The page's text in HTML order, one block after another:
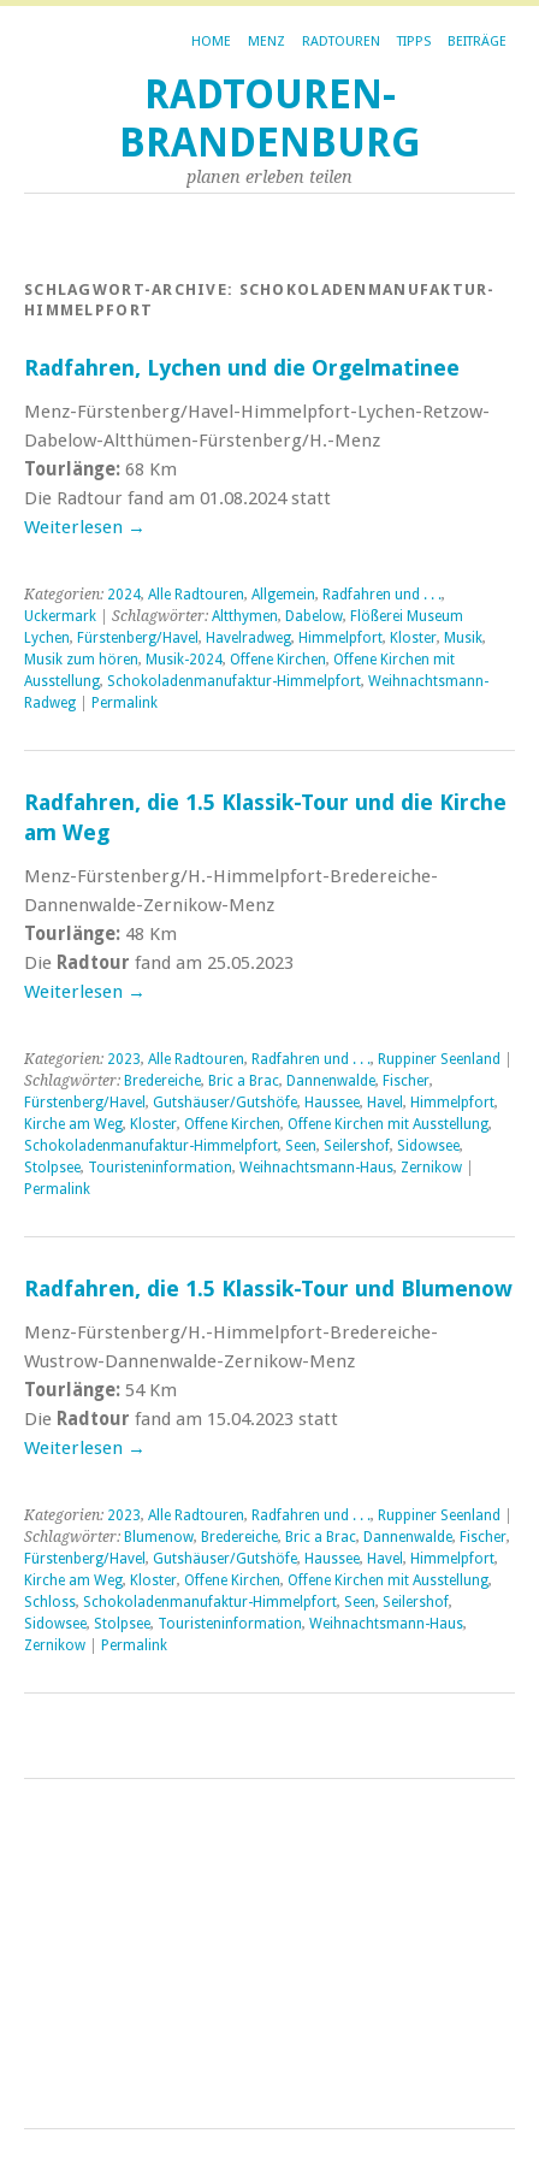
HOME MENZ RADTOUREN TIPPS BEITRÄGE
RADTOUREN-
BRANDENBURG
planen erleben teilen
SCHLAGWORT-ARCHIVE: SCHOKOLADENMANUFAKTUR-
HIMMELPFORT
Radfahren, Lychen und die Orgelmatinee
Menz-Fürstenberg/Havel-Himmelpfort-Lychen-Retzow-
Dabelow-Altthümen-Fürstenberg/H.-Menz
Tourlänge: 68 Km
Die Radtour fand am 01.08.2024 statt
Weiterlesen →
Kategorien: 2024, Alle Radtouren, Allgemein, Radfahren und . . .,
Uckermark | Schlagwörter: Altthymen, Dabelow, Flößerei Museum
Lychen, Fürstenberg/Havel , Havelradweg, Himmelpfort, Kloster, Musik,
Musik zum hören, Musik-2024, Offene Kirchen, Offene Kirchen mit
Ausstellung, Schokoladenmanufaktur-Himmelpfort, Weihnachtsmann-
Radweg
Permalink
Radfahren, die 1.5 Klassik-Tour und die Kirche
am Weg
Menz-Fürstenberg/H.-Himmelpfort-Bredereiche-
Dannenwalde-Zernikow-Menz
Tourlänge: 48 Km
Die Radtour fand am 25.05.2023
Weiterlesen →
Kategorien: 2023, Alle Radtouren, Radfahren und . . ., Ruppiner Seenland
Schlagwörter: Bredereiche, Bric a Brac, Dannenwalde, Fischer,
Fürstenberg/Havel , Gutshäuser/Gutshöfe, Haussee, Havel , Himmelpfort,
Kirche am Weg, Kloster, Offene Kirchen, Offene Kirchen mit Ausstellung,
Schokoladenmanufaktur-Himmelpfort, Seen, Seilershof, Sidowsee,
Stolpsee, Touristeninformation, Weihnachtsmann-Haus, Zernikow
Permalink
Radfahren, die 1.5 Klassik-Tour und Blumenow
Menz-Fürstenberg/H.-Himmelpfort-Bredereiche-
Wustrow-Dannenwalde-Zernikow-Menz
Tourlänge: 54 Km
Die Radtour fand am 15.04.2023 statt
Weiterlesen →
Kategorien: 2023, Alle Radtouren, Radfahren und . . ., Ruppiner Seenland
Schlagwörter: Blumenow, Bredereiche, Bric a Brac, Dannenwalde, Fischer,
Fürstenberg/Havel , Gutshäuser/Gutshöfe, Haussee, Havel , Himmelpfort,
Kirche am Weg, Kloster, Offene Kirchen, Offene Kirchen mit Ausstellung,
Schloss, Schokoladenmanufaktur-Himmelpfort, Seen, Seilershof,
Sidowsee, Stolpsee, Touristeninformation, Weihnachtsmann-Haus,
Zernikow
Permalink